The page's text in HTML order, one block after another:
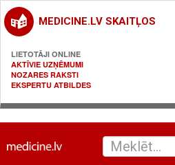
MEDICINE.LV SKAITĻOS
LIETOTĀJI ONLINE
AKTĪVIE UZŅĒMUMI
NOZARES RAKSTI
EKSPERTU ATBILDES